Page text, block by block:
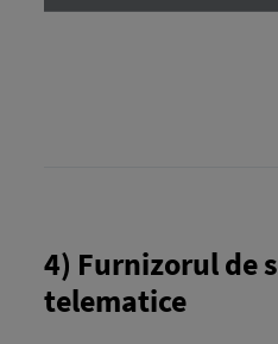
4) Furnizorul de
telematice